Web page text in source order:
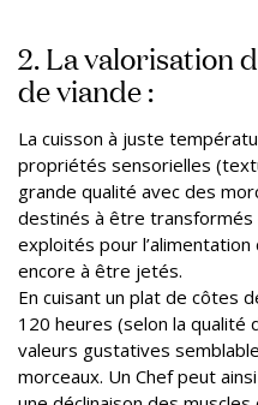
2. La valorisation
de viande :
La cuisson à juste
propriétés sensorielles
grande qualité avec des
destinés à être transformés
exploités pour
encore à être jetés.
En cuisant un plat de côtes
120 heures (selon la qualité
valeurs gustatives
morceaux. Un Chef peut